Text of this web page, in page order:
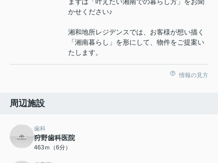
かせください♪
湘和地所レジデンスでは、お客様が想い描く
「湘南暮らし」を形にして、物件をご提案い
たします。
情報の見方
周辺施設
歯科
狩野歯科医院
463ｍ（6分）